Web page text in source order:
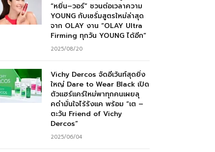
“หยิ่น–วอร์” ชวนต่อเวลาความ
YOUNG กับเซรั่มสูตรใหม่ล่าสุด
จาก OLAY งาน “OLAY Ultra
Firming ทุกวัน YOUNG ได้อีก”
2025/08/20
Vichy Dercos จัดอีเว้นท์สุดยิ่ง
ใหญ่ Dare to Wear Black เปิด
ตัวแฮร์แคร์ใหม่พาทุกคนเผยลุ
คดำมั่นใจไร้รังแค พร้อม “เต –
ตะวัน Friend of Vichy
Dercos”
2025/06/04